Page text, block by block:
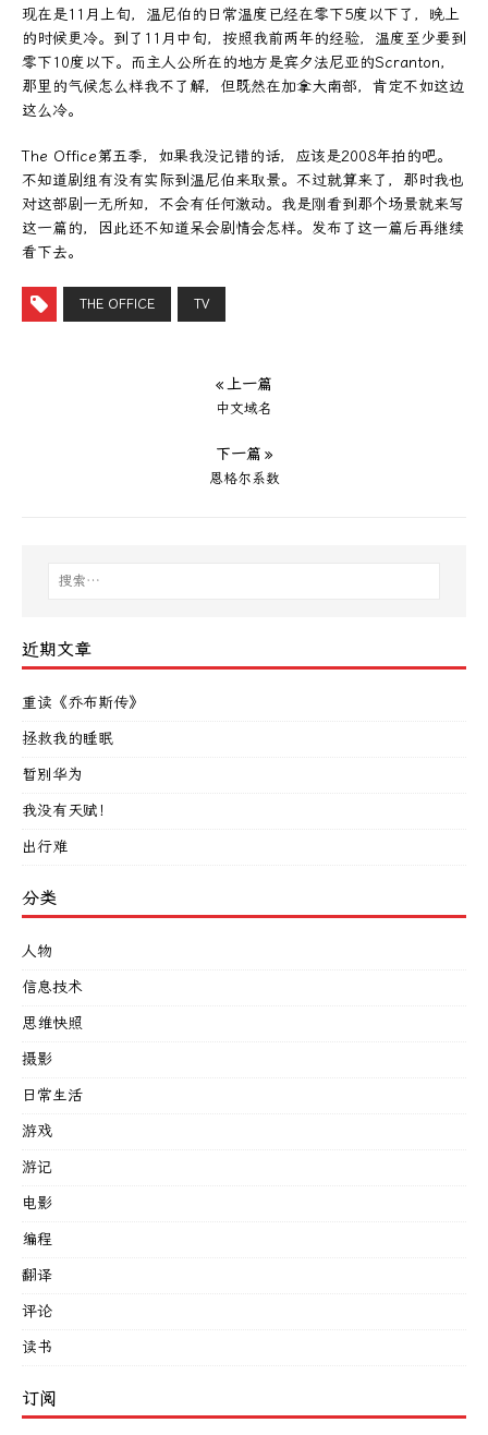
现在是11月上旬，温尼伯的日常温度已经在零下5度以下了，晚上
的时候更冷。到了11月中旬，按照我前两年的经验，温度至少要到
零下10度以下。而主人公所在的地方是宾夕法尼亚的Scranton，
那里的气候怎么样我不了解，但既然在加拿大南部，肯定不如这边
这么冷。
The Office第五季，如果我没记错的话，应该是2008年拍的吧。
不知道剧组有没有实际到温尼伯来取景。不过就算来了，那时我也
对这部剧一无所知，不会有任何激动。我是刚看到那个场景就来写
这一篇的，因此还不知道呆会剧情会怎样。发布了这一篇后再继续
看下去。
THE OFFICE TV
« 上一篇
中文域名
下一篇 »
恩格尔系数
近期文章
重读《乔布斯传》
拯救我的睡眠
暂别华为
我没有天赋！
出行难
分类
人物
信息技术
思维快照
摄影
日常生活
游戏
游记
电影
编程
翻译
评论
读书
订阅